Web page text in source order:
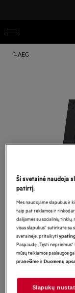
AEG
N1WYHSK6
Tamsiai
Pagrindiniai
Ši svetainė naudoja
patirtį.
Mes naudojame slapukus ir
taip pat reklamos ir
dalijamės su socialinių
visus slapukus“ sutinkate
svetainėje, pritaikyti
Paspaudę „Tęsti
mūsų teikiamos paslaugos
pranešimeirDuomenų
Slapukų